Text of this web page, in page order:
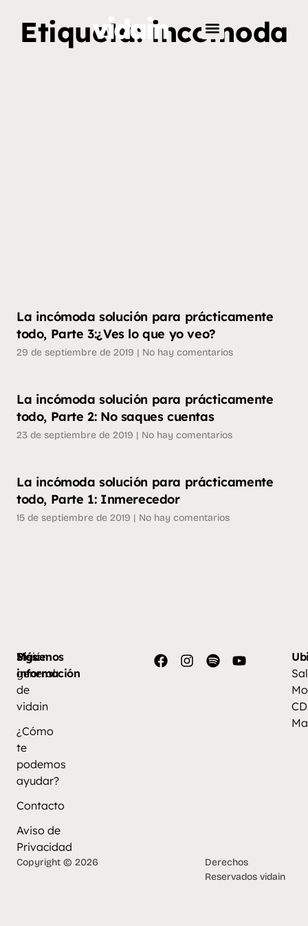
Etiqueta: incomoda
La incómoda solución para prácticamente
todo, Parte 3:¿Ves lo que yo veo?
29 de septiembre de 2019 No hay comentarios
La incómoda solución para prácticamente
todo, Parte 2: No saques cuentas
23 de septiembre de 2019 No hay comentarios
La incómoda solución para prácticamente
todo, Parte 1: Inmerecedor
15 de septiembre de 2019 No hay comentarios
Más
información
Visión
general
de
vidain
¿Cómo
te
podemos
ayudar?
Contacto
Aviso de
Privacidad
Síguenos
Copyright © 2026
Derechos
Reservados vidain